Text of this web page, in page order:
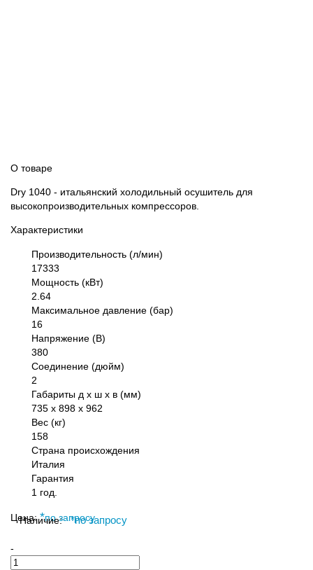
О товаре
Dry 1040 - итальянский холодильный осушитель для
высокопроизводительных компрессоров.
Характеристики
Производительность (л/мин)
17333
Мощность (кВт)
2.64
Максимальное давление (бар)
16
Напряжение (В)
380
Соединение (дюйм)
2
Габариты д х ш х в (мм)
735 х 898 х 962
Вес (кг)
158
Страна происхождения
Италия
Гарантия
1 год.
Цена: *по запросу
Наличие: *по запросу
-